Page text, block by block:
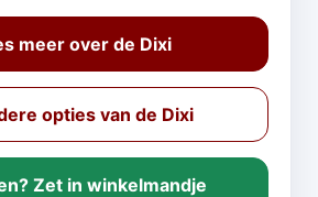
meer over de Dixi
opties van de Dixi
Zet in winkelmandje